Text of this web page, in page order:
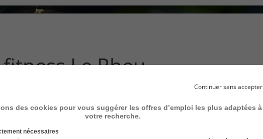
ce
rechercher
?
Le Rheu
à votre recherche
Continuer sans accepter
des cookies pour vous suggérer les offres d’emploi les plus adaptées à
votre recherche.
nécessaires